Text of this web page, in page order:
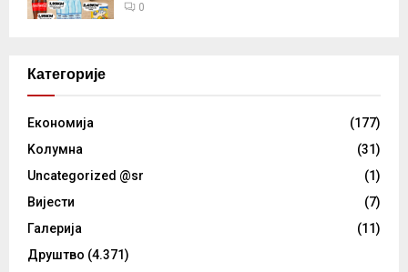
0
Категорије
Eкономија
(177)
Kолумнa
(31)
Uncategorized @sr
(1)
Вијести
(7)
Галерија
(11)
Друштво (4.371)